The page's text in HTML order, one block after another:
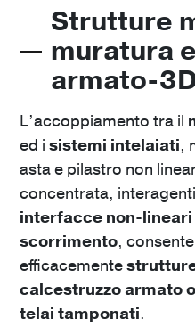
Strutture
muratura
armato-
L’accoppiamento tra il
ed isistemi intelaiati,
asta e pilastro non
concentrata,
interfacce non-lineari
scorrimento,
efficacemente
calcestruzzo armato
telai tamponati.